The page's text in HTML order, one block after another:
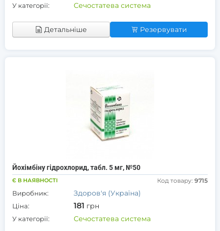
У категорії: Сечостатева система
Детальніше Резервувати
Йохімбіну гідрохлорид, табл. 5 мг, №50
Є В НАЯВНОСТІ Код товару: 9715
Виробник: Здоров'я (Україна)
Ціна: 181 грн
У категорії: Сечостатева система